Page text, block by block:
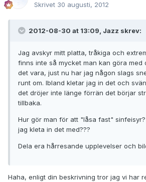
Skrivet 30 augusti, 2012
2012-08-30 at 13:09, Jazz skrev:
Jag avskyr mitt platta, tråkiga och
finns inte så mycket man kan göra med
det vara, just nu har jag någon slags
runt om. Ibland kletar jag in det och
det dröjer inte länge förrän det börjar
tillbaka.
Hur gör man för att "låsa fast"
jag kleta in det med???
Dela era hårresande upplevelser och
Haha, enligt din beskrivning tror jag vi har